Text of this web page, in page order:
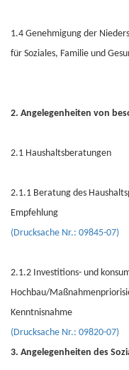
1.4 Genehmigung der
für Soziales, Familie und
2. Angelegenheiten von
2.1 Haushaltsberatungen
2.1.1 Beratung des
Empfehlung
(Drucksache Nr.: 09845-07)
2.1.2 Investitions- und
Hochbau/
Kenntnisnahme
(Drucksache Nr.: 09820-07)
3. Angelegenheiten des